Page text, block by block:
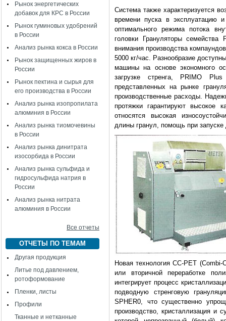
Рынок энергетических
добавок для КРС в России
Рынок гуминовых удобрений
в России
Анализ рынка кокса в России
Рынок защищенных жиров в
России
Рынок пектина и сырья для
его производства в России
Анализ рынка изопропилата
алюминия в России
Анализ рынка тиомочевины
в России
Анализ рынка динитрата
изосорбида в России
Анализ рынка сульфида и
гидросульфида натрия в
России
Анализ рынка нитрата
алюминия в России
Все отчеты
ОТЧЕТЫ ПО ТЕМАМ
Другая продукция
Литье под давлением,
ротоформование
Пленки, листы
Профили
Тканные и нетканные
Система также характеризуется
времени пуска в эксплуатацию
оптимального режима потока
головки Грануляторы
внимания производства
5000 кг/час. Разнообразие
машины на основе экономного
загрузке стренга, PRIMO
представленных на рынке
производственные расходы.
протяжки гарантируют высокое
относятся высокая
длины гранул, помощь при запуске
Новая технология СС-РЕТ (Combi-
или вторичной переработке
интегрирует процесс
подводную стренговую
SPHER0, что существенно
производство, кристаллизация и